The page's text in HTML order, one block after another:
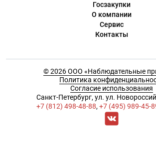
Госзакупки
О компании
Сервис
Контакты
© 2026 ООО «Наблюдательные
Политика
Согласие использования
Cанкт-Петербург, ул. ул.
+7 (812) 498-48-88, +7 (495) 989-45-